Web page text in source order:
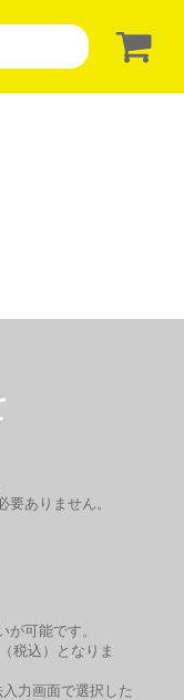
ありません。
可能です。
税込）となりま
力画面で選択した